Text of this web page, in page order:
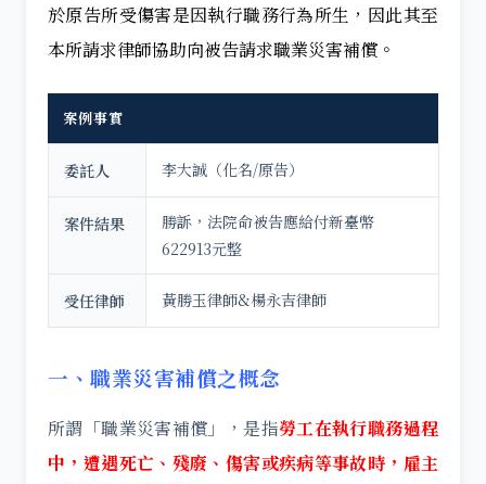
於原告所受傷害是因執行職務行為所生，因此其至
本所請求律師協助向被告請求職業災害補償。
案例事實
委託人 李大誠（化名/原告）
案件結果
勝訴，法院命被告應給付新臺幣
622913元整
受任律師 黃勝玉律師&楊永吉律師
一、職業災害補償之概念
所謂「職業災害補償」，是指勞工在執行職務過程
中，遭遇死亡、殘廢、傷害或疾病等事故時，雇主